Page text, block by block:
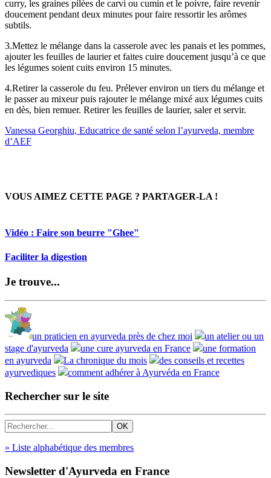
curry, les graines pilées de carvi ou cumin et le poivre, faire revenir
doucement pendant deux minutes pour faire ressortir les arômes
subtils.
3.Mettez le mélange dans la casserole avec les panais et les pommes,
ajouter les feuilles de laurier et faites cuire doucement jusqu’à ce que
les légumes soient cuits environ 15 minutes.
4.Retirer la casserole du feu. Prélever environ un tiers du mélange et
le passer au mixeur puis rajouter le mélange mixé aux légumes cuits
en dès, bien remuer. Retirer les feuilles de laurier, saler et servir.
Vanessa Georghiu, Educatrice de santé selon l’ayurveda, membre
d’AEF
VOUS AIMEZ CETTE PAGE ? PARTAGER-LA !
Vidéo : Faire son beurre "Ghee"
Faciliter la digestion
Je trouve...
un praticien en ayurveda près de chez moi
un atelier ou un
stage d'ayurveda
une cure ayurveda en France
une formation
en ayurveda
La chronique du mois
des conseils et recettes
ayurvediques
comment adhérer à Ayurvéda en France
Rechercher sur le site
» Liste alphabétique des membres
Newsletter d'Ayurveda en France